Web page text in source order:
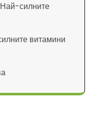
Най-силните
витамини